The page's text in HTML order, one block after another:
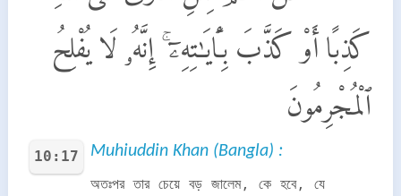
كَذِبًا أَوْ كَذَّبَ بِـَٔايَـٰتِهِۦٓ ۚ إِنَّهُۥ لَا يُفْلِحُ
ٱلْمُجْرِمُونَ
10:17 Muhiuddin Khan (Bangla) :
অতঃপর তার চেয়ে বড় জালেম, কে হবে, যে